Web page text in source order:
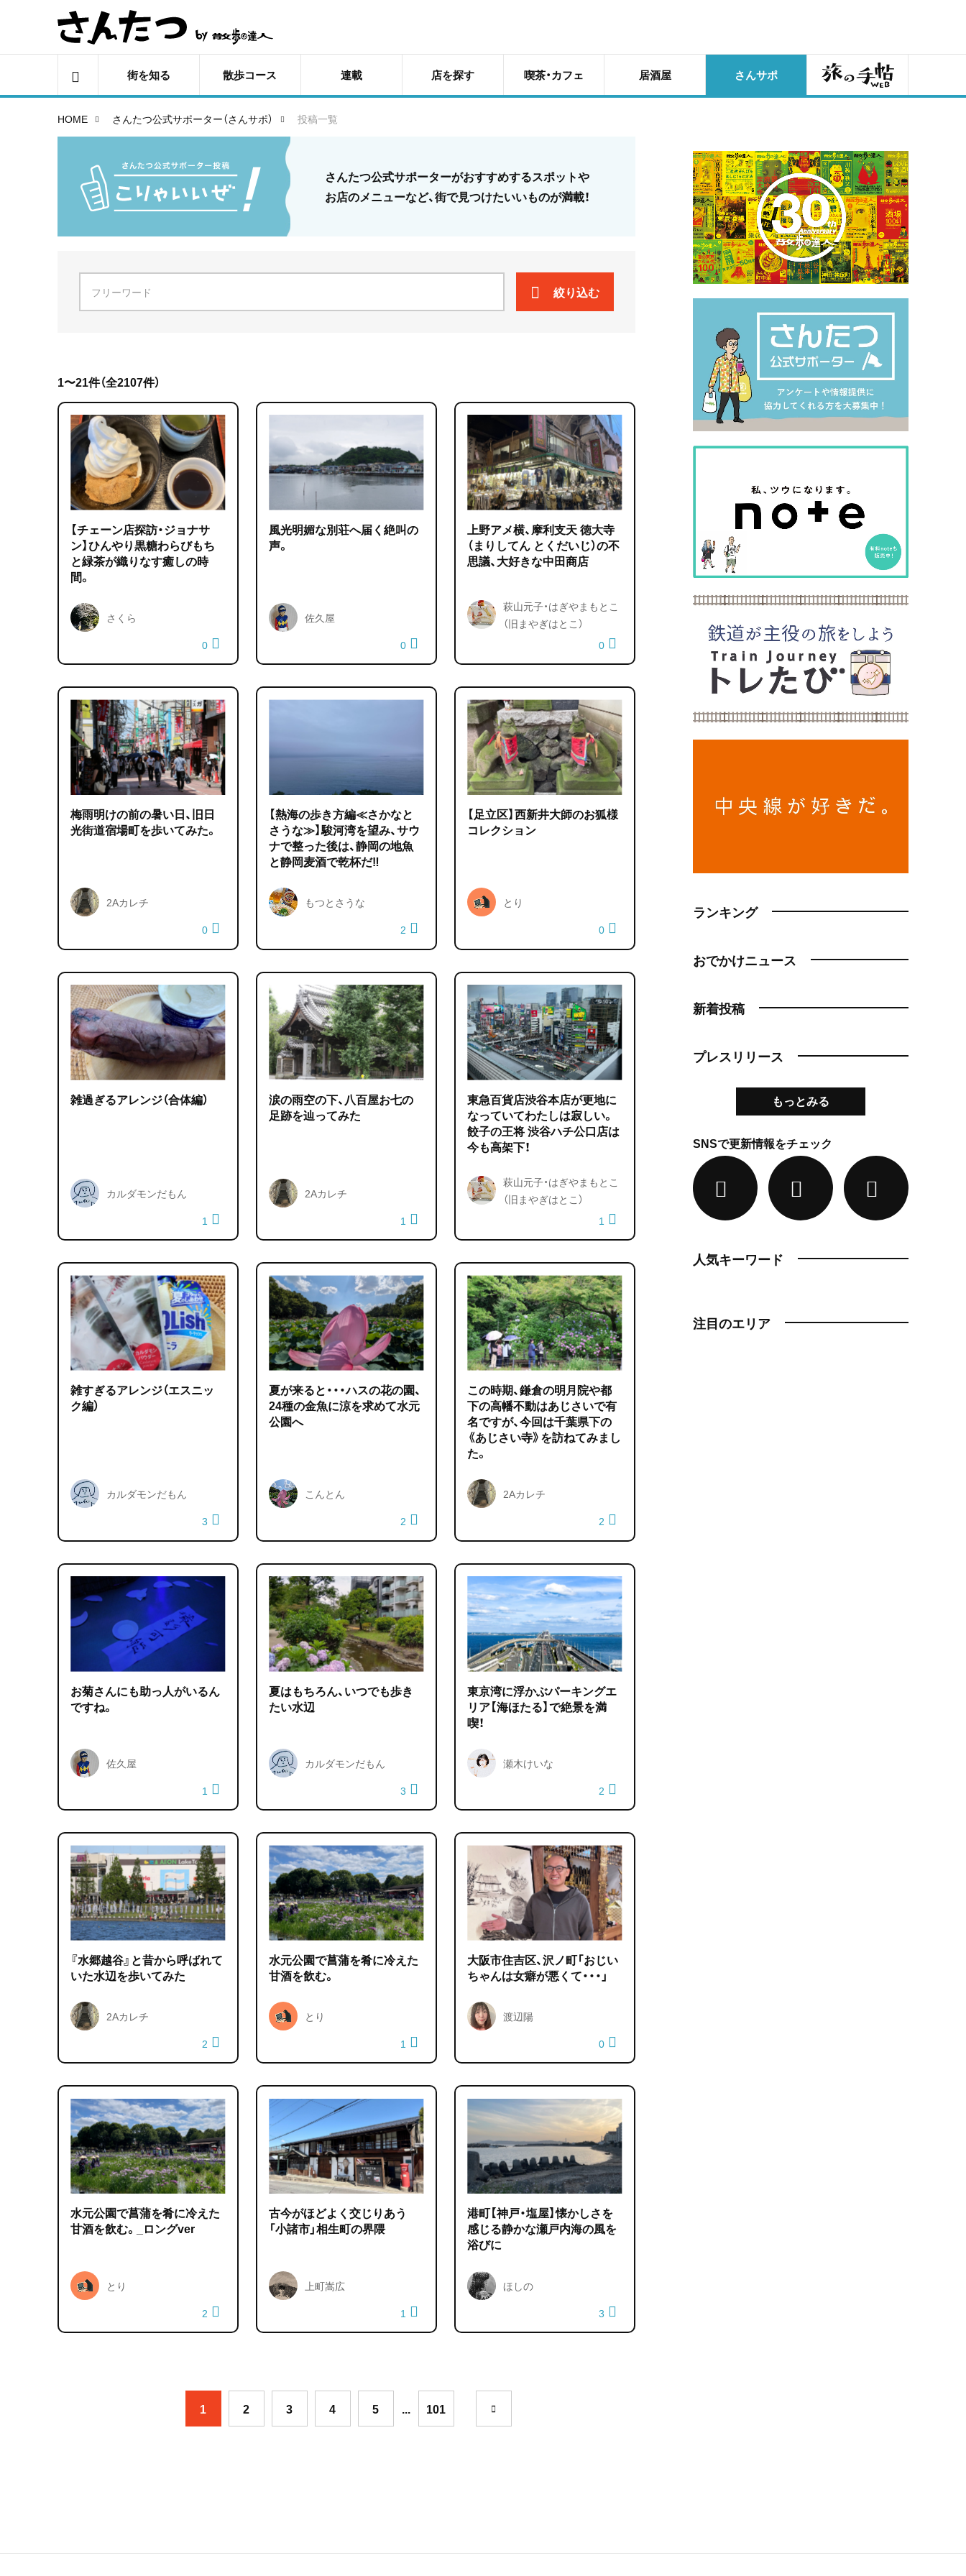
街を知る 散歩コース 連載 店を探す 喫茶・カフェ 居酒屋 さんサポ 旅の手帖
HOME さんたつ公式サポーター（さんサポ） 投稿一覧
さんたつ公式サポーターがおすすめするスポットや
お店のメニューなど、街で見つけたいいものが満載！
絞り込む
1〜21件（全2107件）
【チェーン店探訪・ジョナサ
ン】ひんやり黒糖わらびもち
と緑茶が織りなす癒しの時
間。
さくら
0
風光明媚な別荘へ届く絶叫の
声。
佐久屋
0
上野アメ横、摩利支天 徳大寺
（まりしてん とくだいじ）の不
思議、大好きな中田商店
萩山元子・はぎやまもとこ
（旧まやぎはとこ）
0
梅雨明けの前の暑い日、旧日
光街道宿場町を歩いてみた。
2Aカレチ
0
【熱海の歩き方編≪さかなと
さうな≫】駿河湾を望み、サウ
ナで整った後は、静岡の地魚
と静岡麦酒で乾杯だ‼
もつとさうな
2
【足立区】西新井大師のお狐様
コレクション
とり
0
雑過ぎるアレンジ（合体編）
カルダモンだもん
1
涙の雨空の下、八百屋お七の
足跡を辿ってみた
2Aカレチ
1
東急百貨店渋谷本店が更地に
なっていてわたしは寂しい。
餃子の王将 渋谷ハチ公口店は
今も高架下！
萩山元子・はぎやまもとこ
（旧まやぎはとこ）
1
雑すぎるアレンジ（エスニッ
ク編）
カルダモンだもん
3
夏が来ると・・・ハスの花の園、
24種の金魚に涼を求めて水元
公園へ
こんとん
2
この時期、鎌倉の明月院や都
下の高幡不動はあじさいで有
名ですが、今回は千葉県下の
《あじさい寺》を訪ねてみまし
た。
2Aカレチ
2
お菊さんにも助っ人がいるん
ですね。
佐久屋
1
夏はもちろん、いつでも歩き
たい水辺
カルダモンだもん
3
東京湾に浮かぶパーキングエ
リア【海ほたる】で絶景を満
喫！
瀬木けいな
2
『水郷越谷』と昔から呼ばれて
いた水辺を歩いてみた
2Aカレチ
2
水元公園で菖蒲を肴に冷えた
甘酒を飲む。
とり
1
大阪市住吉区、沢ノ町「おじい
ちゃんは女癖が悪くて・・・」
渡辺陽
0
水元公園で菖蒲を肴に冷えた
甘酒を飲む。_ロングver
とり
2
古今がほどよく交じりあう
「小諸市」相生町の界隈
上町嵩広
1
港町【神戸・塩屋】懐かしさを
感じる静かな瀬戸内海の風を
浴びに
ほしの
3
1 2 3 4 5 ... 101
ランキング
おでかけニュース
新着投稿
プレスリリース
もっとみる
SNSで更新情報をチェック
人気キーワード
注目のエリア